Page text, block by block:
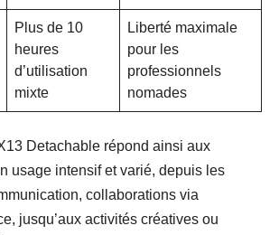
Plus de 10
heures
d’utilisation
mixte
Liberté maximale
pour les
professionnels
nomades
Detachable répond ainsi aux
usage intensif et varié, depuis les
collaborations via
jusqu’aux activités créatives ou